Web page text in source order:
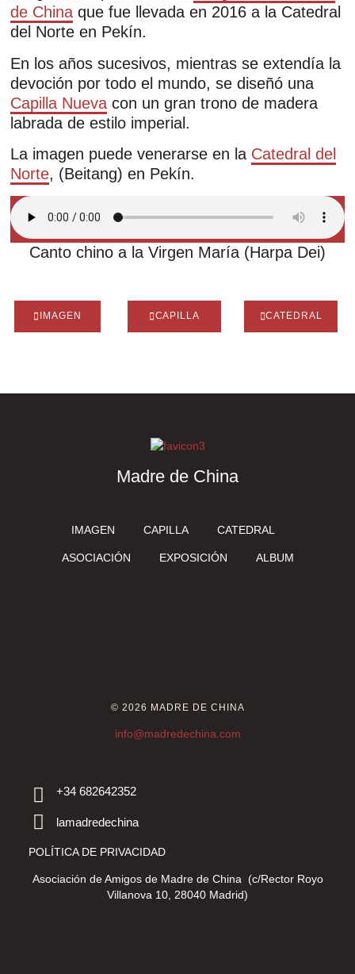
de China que fue llevada en 2016 a la Catedral
del Norte en Pekín.
En los años sucesivos, mientras se extendía la
devoción por todo el mundo, se diseñó una
Capilla Nueva con un gran trono de madera
labrada de estilo imperial.
La imagen puede venerarse en la Catedral del
Norte, (Beitang) en Pekín.
Canto chino a la Virgen María (Harpa Dei)
IMAGEN CAPILLA CATEDRAL
Madre de China
IMAGEN CAPILLA CATEDRAL
ASOCIACIÓN EXPOSICIÓN ALBUM
© 2026 MADRE DE CHINA
info@madredechina.com
+34 682642352
lamadredechina
POLÍTICA DE PRIVACIDAD
Asociación de Amigos de Madre de China (c/Rector Royo
Villanova 10, 28040 Madrid)